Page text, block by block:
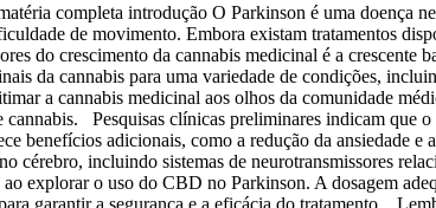
completa introdução O Parkinson é uma doença
de movimento. Embora existam tratamentos
do crescimento da cannabis medicinal é a crescente
da cannabis para uma variedade de condições,
a cannabis medicinal aos olhos da comunidade
Pesquisas clínicas preliminares indicam que
adicionais, como a redução da ansiedade e
cérebro, incluindo sistemas de neurotransmissores
explorar o uso do CBD no Parkinson. A dosagem
garantir a segurança e a eficácia do tratamento.